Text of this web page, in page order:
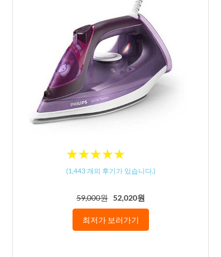
★★★★★
★★★★★
(1,443개의 후기가 있습니다.)
59,000원 52,020원
최저가 보러가기